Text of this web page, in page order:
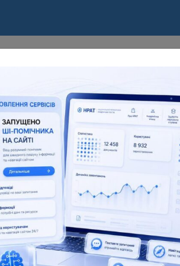
ACADEMIC
in the field of scientific and
scientific and technical activities
186 155
Total number
138 083
Full text
Useful resources Reviews